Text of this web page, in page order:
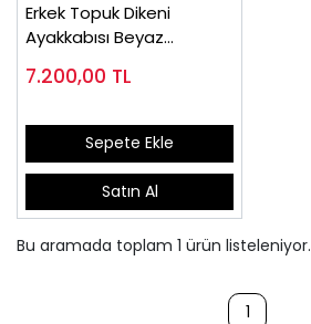
Erkek Topuk Dikeni
Ayakkabısı Beyaz
7.200,00 TL
Sepete Ekle
Satın Al
Bu aramada toplam 1 ürün listeleniyor.
1